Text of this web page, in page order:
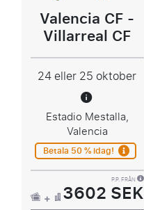
Valencia CF -
Villarreal CF
24 eller 25 oktober
Estadio Mestalla,
Valencia
Betala 50 % idag!
P.P. FRÅN
3602 SEK